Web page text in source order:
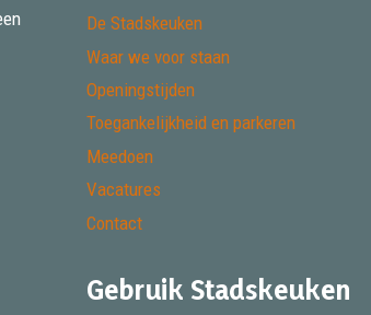
De Stadskeuken
Waar we voor staan
Openingstijden
Toegankelijkheid en parkeren
Meedoen
Vacatures
Contact
Gebruik Stadskeuken